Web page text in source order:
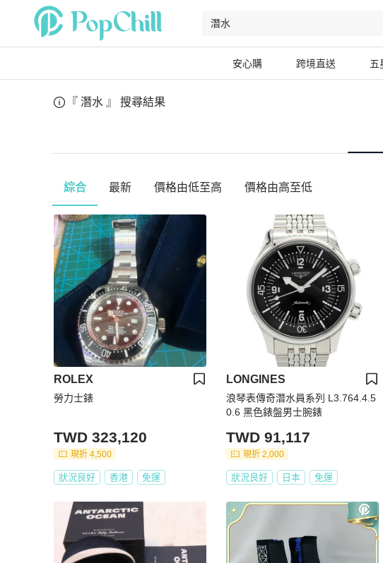
安心購 跨境直送 五
『 潛水 』 搜尋結果
綜合 最新 價格由低至高 價格由高至低
ROLEX
勞力士錶
TWD 323,120
現折 4,500
狀況良好 香港 免運
LONGINES
浪琴表傳奇潛水員系列 L3.764.4.5
0.6 黑色錶盤男士腕錶
TWD 91,117
現折 2,000
狀況良好 日本 免運